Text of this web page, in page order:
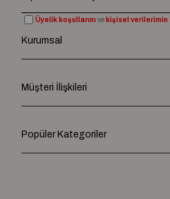
Üyelik koşullarını ve kişisel verilerimin
Kurumsal
Müşteri İlişkileri
Popüler Kategoriler